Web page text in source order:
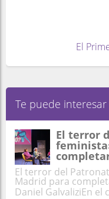
El
Te puede interesar
El terror
El terror del
Madrid para
Daniel GalvaliziEn el